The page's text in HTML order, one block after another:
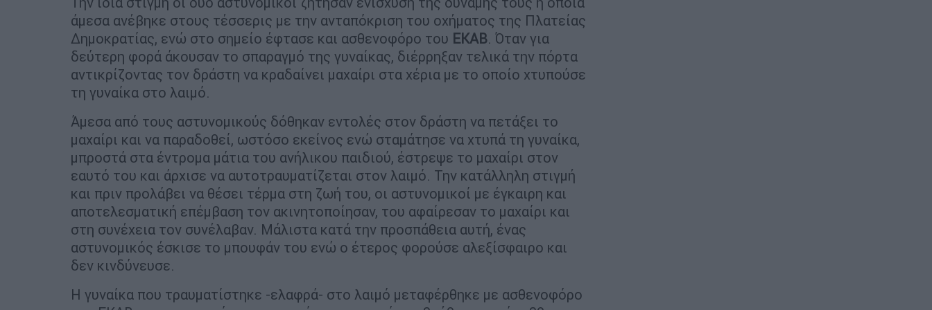
άμεσα ανέβηκε στους τέσσερις με την ανταπόκριση του οχήματος της Πλατείας
Δημοκρατίας, ενώ στο σημείο έφτασε και ασθενοφόρο του ΕΚΑΒ. Όταν για
δεύτερη φορά άκουσαν το σπαραγμό της γυναίκας, διέρρηξαν τελικά την πόρτα
αντικρίζοντας τον δράστη να κραδαίνει μαχαίρι στα χέρια με το οποίο χτυπούσε
τη γυναίκα στο λαιμό.
Άμεσα από τους αστυνομικούς δόθηκαν εντολές στον δράστη να πετάξει το
μαχαίρι και να παραδοθεί, ωστόσο εκείνος ενώ σταμάτησε να χτυπά τη γυναίκα,
μπροστά στα έντρομα μάτια του ανήλικου παιδιού, έστρεψε το μαχαίρι στον
εαυτό του και άρχισε να αυτοτραυματίζεται στον λαιμό. Την κατάλληλη στιγμή
και πριν προλάβει να θέσει τέρμα στη ζωή του, οι αστυνομικοί με έγκαιρη και
αποτελεσματική επέμβαση τον ακινητοποίησαν, του αφαίρεσαν το μαχαίρι και
στη συνέχεια τον συνέλαβαν. Μάλιστα κατά την προσπάθεια αυτή, ένας
αστυνομικός έσκισε το μπουφάν του ενώ ο έτερος φορούσε αλεξίσφαιρο και
δεν κινδύνευσε.
Η γυναίκα που τραυματίστηκε -ελαφρά- στο λαιμό μεταφέρθηκε με ασθενοφόρο